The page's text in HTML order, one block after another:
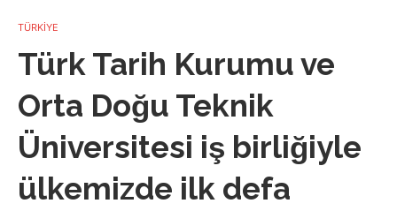
TÜRKİYE
Türk Tarih Kurumu ve
Orta Doğu Teknik
Üniversitesi iş birliğiyle
ülkemizde ilk defa